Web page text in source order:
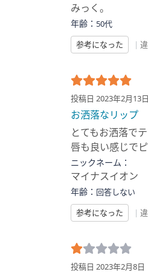
みっく。
年齢： 50代
参考になった
|
投稿日 2023年2月13日
お洒落なリップ
とてもお洒落で
唇も良い感じで
ニックネーム：
マイナスイオン
年齢： 回答しない
参考になった
|
投稿日 2023年2月8日